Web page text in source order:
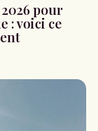
pour
: voici ce